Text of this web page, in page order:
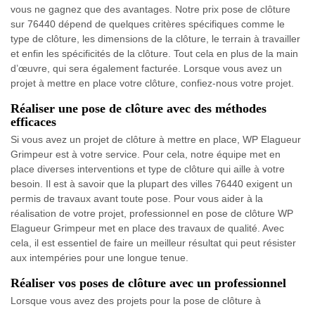
vous ne gagnez que des avantages. Notre prix pose de clôture
sur 76440 dépend de quelques critères spécifiques comme le
type de clôture, les dimensions de la clôture, le terrain à travailler
et enfin les spécificités de la clôture. Tout cela en plus de la main
d’œuvre, qui sera également facturée. Lorsque vous avez un
projet à mettre en place votre clôture, confiez-nous votre projet.
Réaliser une pose de clôture avec des méthodes
efficaces
Si vous avez un projet de clôture à mettre en place, WP Elagueur
Grimpeur est à votre service. Pour cela, notre équipe met en
place diverses interventions et type de clôture qui aille à votre
besoin. Il est à savoir que la plupart des villes 76440 exigent un
permis de travaux avant toute pose. Pour vous aider à la
réalisation de votre projet, professionnel en pose de clôture WP
Elagueur Grimpeur met en place des travaux de qualité. Avec
cela, il est essentiel de faire un meilleur résultat qui peut résister
aux intempéries pour une longue tenue.
Réaliser vos poses de clôture avec un professionnel
Lorsque vous avez des projets pour la pose de clôture à